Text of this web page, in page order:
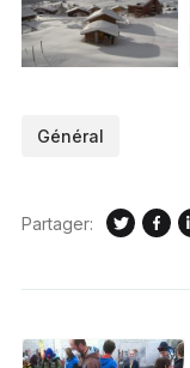
Général
Partager: